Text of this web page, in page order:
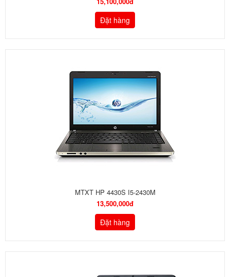
Đặt hàng
MTXT HP 4430S I5-2430M
13,500,000đ
Đặt hàng